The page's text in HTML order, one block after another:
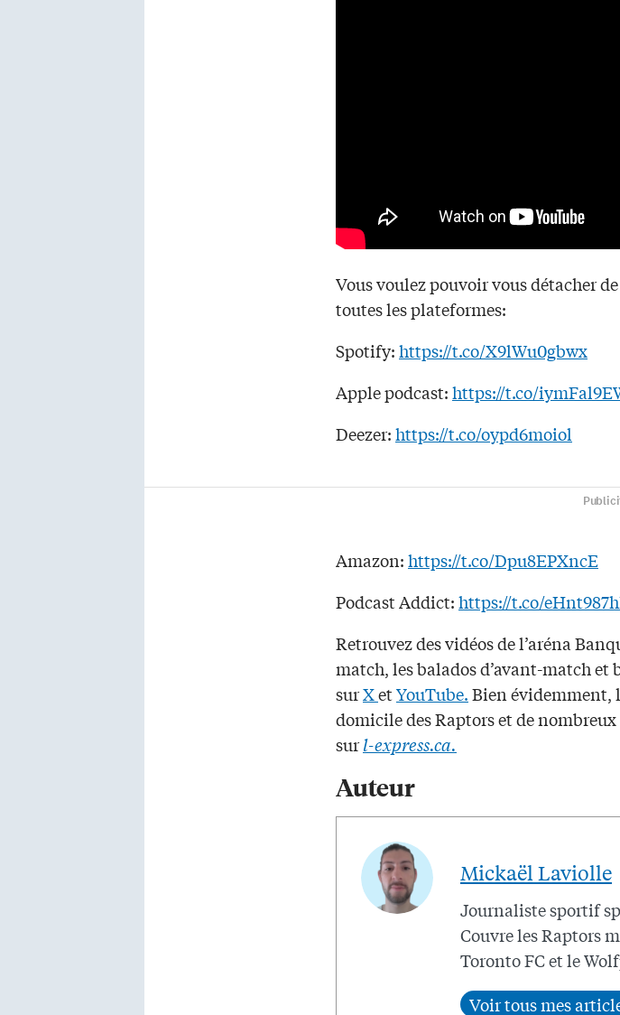
Vous voulez pouvoir vous détacher
toutes les plateformes:
Spotify:https://t.co/X9lWu0gbwx
Apple podcast:https://t.co/
Deezer:https://t.co/oypd6moiol
Amazon:https://t.co/Dpu8EPXncE
Podcast Addict:https://t.co/
Retrouvez des vidéos de l’aréna
match, les balados d’avant-match et
surXetYouTube.Bien évidemment,
domicile des Raptors et de
surl-express.ca.
Auteur
Mickaël Laviolle
Journaliste sportif
Couvre les Raptors
Toronto FC et le